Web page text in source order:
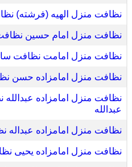
نظافت منزل الهیه (فرشته)
نظافت منزل امام حسین
نظافت منزل امامت نظافت
نظافت منزل امامزاده حسن
نظافت منزل امامزاده
عبدالله
نظافت منزل امامزاده عبداله
نظافت منزل امامزاده یحیی